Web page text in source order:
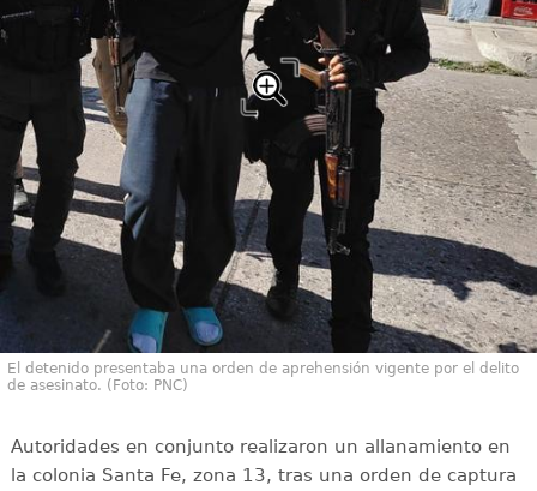
El detenido presentaba una orden de aprehensión vigente por el delito
de asesinato. (Foto: PNC)
Autoridades en conjunto realizaron un allanamiento en
la colonia Santa Fe, zona 13, tras una orden de captura